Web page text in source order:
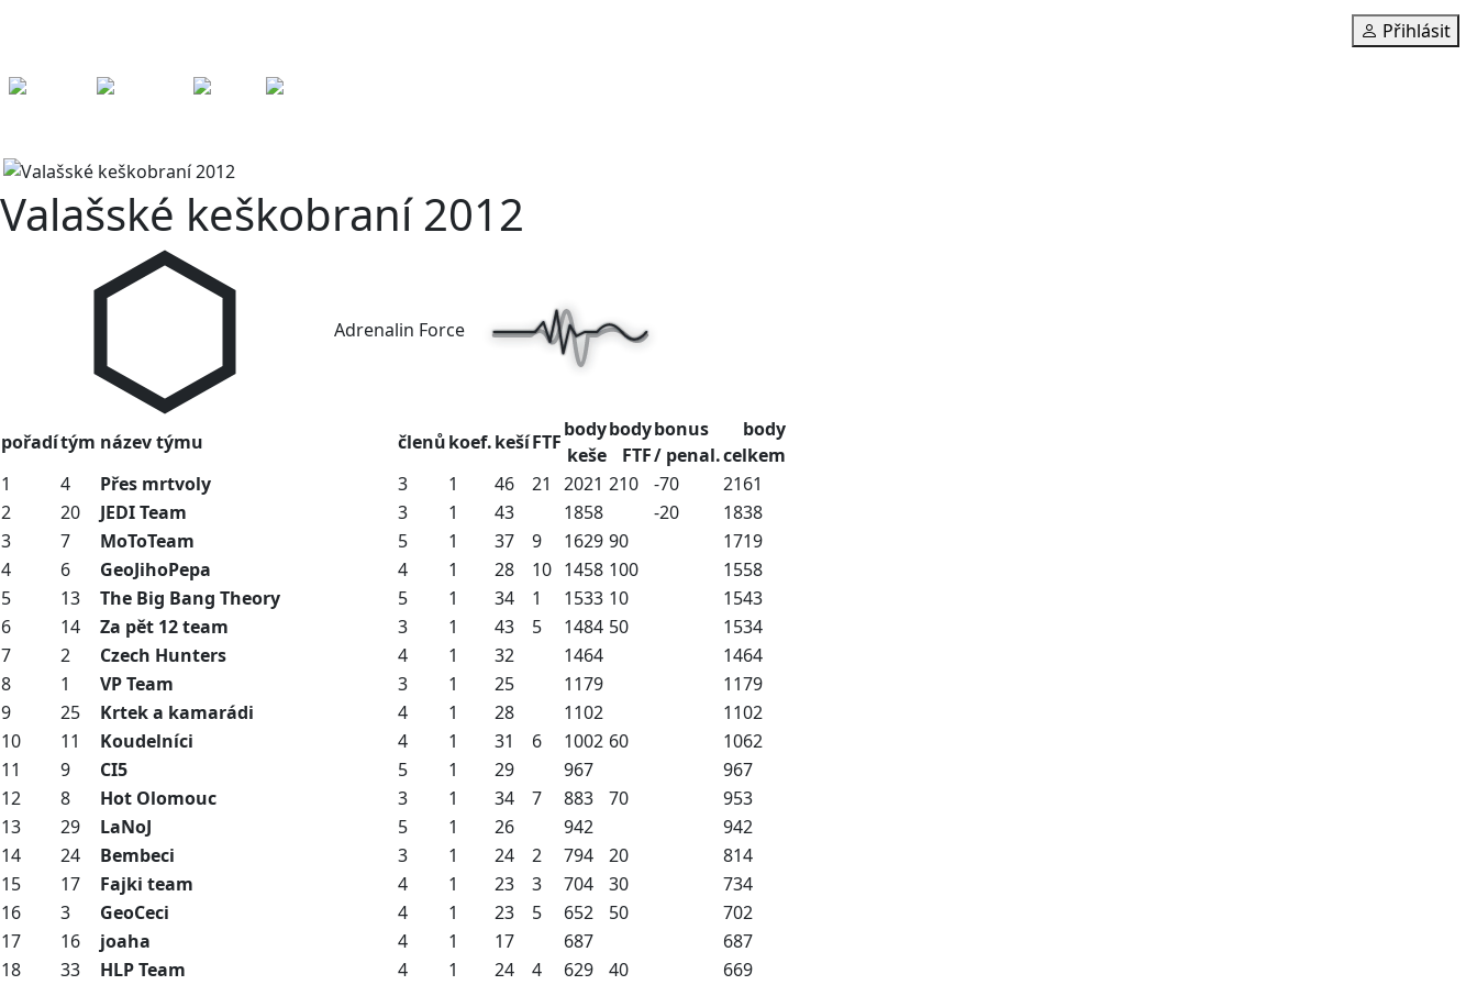
Přihlásit
Valašské keškobraní 2012
Adrenalin Force
pořadítým název týmu členůkoef.kešíFTF
body
keše
body
FTF
bonus
/ penal.
body
celkem
1
4 Přes mrtvoly 3 1 46 21 2021 210 -70
2161
2
20 JEDI Team 3 1 43 1858 -20
1838
3
7 MoToTeam 5 1 37 9 1629 90
1719
4
6 GeoJihoPepa 4 1 28 10 1458 100
1558
5
13 The Big Bang Theory 5 1 34 1 1533 10
1543
6
14 Za pět 12 team 3 1 43 5 1484 50
1534
7
2 Czech Hunters 4 1 32 1464
1464
8
1 VP Team 3 1 25 1179
1179
9
25 Krtek a kamarádi 4 1 28 1102
1102
10
11 Koudelníci 4 1 31 6 1002 60
1062
11
9 CI5 5 1 29 967
967
12
8 Hot Olomouc 3 1 34 7 883 70
953
13
29 LaNoJ 5 1 26 942
942
14
24 Bembeci 3 1 24 2 794 20
814
15
17 Fajki team 4 1 23 3 704 30
734
16
3 GeoCeci 4 1 23 5 652 50
702
17
16 joaha 4 1 17 687
687
18
33 HLP Team 4 1 24 4 629 40 669